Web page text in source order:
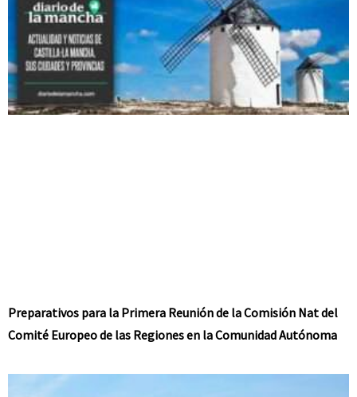
Preparativos para la Primera Reunión de la Comisión Nat del
Comité Europeo de las Regiones en la Comunidad Autónoma